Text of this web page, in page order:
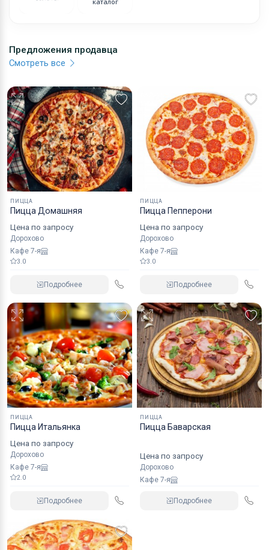
Предложения продавца
Смотреть все
ПИЦЦА
Пицца Домашняя
Цена по запросу
Дорохово
Кафе 7-я
3.0
Подробнее
ПИЦЦА
Пицца Пепперони
Цена по запросу
Дорохово
Кафе 7-я
3.0
Подробнее
ПИЦЦА
Пицца Итальянка
Цена по запросу
Дорохово
Кафе 7-я
2.0
Подробнее
ПИЦЦА
Пицца Баварская
Цена по запросу
Дорохово
Кафе 7-я
Подробнее